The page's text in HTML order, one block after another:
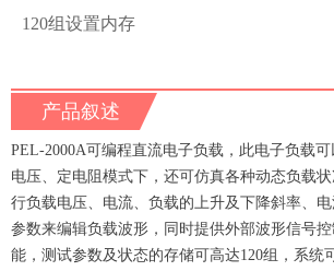
产品叙述
PEL-2000A可编程直流电子负载，此电子负载
电压、定电阻模式下，还可仿真各种动态负载
行负载电压、电流、负载的上升及下降斜率、
参数来编辑负载波形，同时提供外部波形信号
能，测试参数及状态的存储可高达120组，系统
120组设置内存